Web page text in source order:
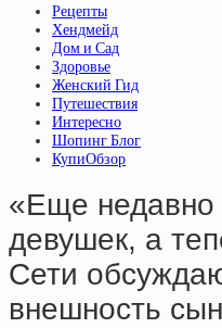
Рецепты
Хендмейд
Дом и Сад
Здоровье
Женский Гид
Путешествия
Интересно
Шопинг Блог
КупиОбзор
«Еще
девушек, а
Сети
внешность